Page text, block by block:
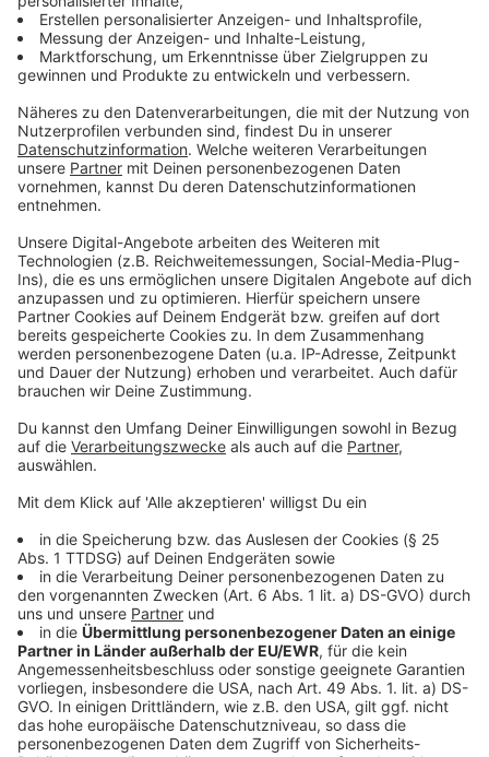
Westconnect ist das vierte Unternehmen neben der
OXG/Vodafone, das mit dem Anschluss von
Privatkunden mit Glasfasertechnik begonnen hat. Ziel
der Stadt ist, bis 2025 mindestens 50 Prozent aller
Haushalte einen Glasfaseranschluss anbieten zu
Glasfaserversorgung zur Verfügung stehen.
Anzeige
Weitere Infos und Links zum Thema:
Anzeige
Die Meldung der Stadt zu den aktuellen Bauarbeiten
abgeschlossen
Digitalisierung in Düsseldorf: Fortschritte und
Herausforderungen
Anzeige